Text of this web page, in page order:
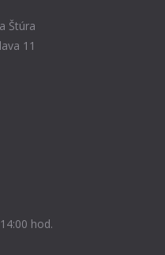
Štúra
11
hod.